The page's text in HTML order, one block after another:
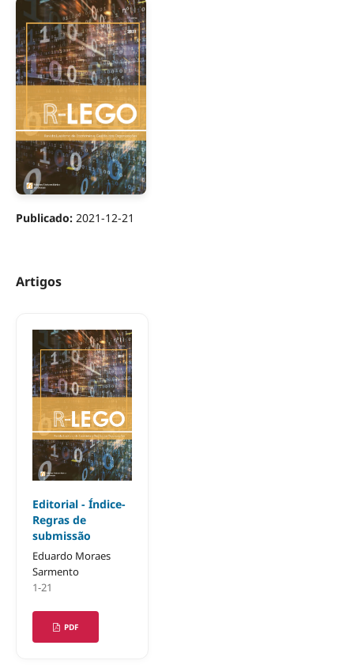
Publicado: 2021-12-21
Artigos
Editorial - Índice-
Regras de
submissão
Eduardo Moraes
Sarmento
1-21
PDF